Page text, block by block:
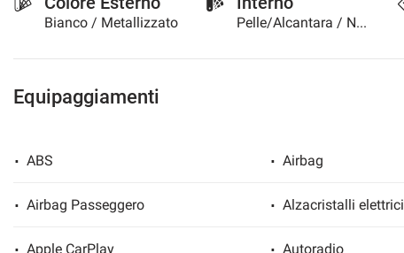
Bianco / Metallizzato Pelle/Alcantara / Nero
Equipaggiamenti
ABS Airbag
Airbag Passeggero Alzacristalli elettrici
Apple CarPlay Autoradio
policy.
Puoi
modificare
le
in